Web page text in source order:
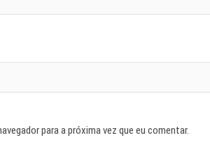
para a próxima vez que eu comentar.